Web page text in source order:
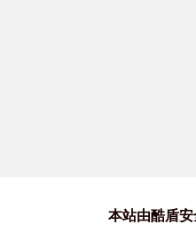
本站由酷盾